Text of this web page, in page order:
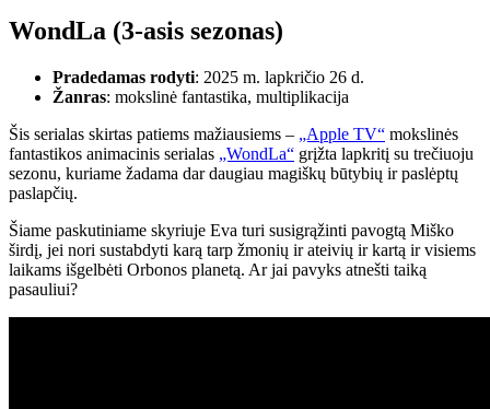
WondLa (3-asis sezonas)
Pradedamas rodyti: 2025 m. lapkričio 26 d.
Žanras: mokslinė fantastika, multiplikacija
Šis serialas skirtas patiems mažiausiems – „Apple TV“ mokslinės
fantastikos animacinis serialas „WondLa“ grįžta lapkritį su trečiuoju
sezonu, kuriame žadama dar daugiau magiškų būtybių ir paslėptų
paslapčių.
Šiame paskutiniame skyriuje Eva turi susigrąžinti pavogtą Miško
širdį, jei nori sustabdyti karą tarp žmonių ir ateivių ir kartą ir visiems
laikams išgelbėti Orbonos planetą. Ar jai pavyks atnešti taiką
pasauliui?